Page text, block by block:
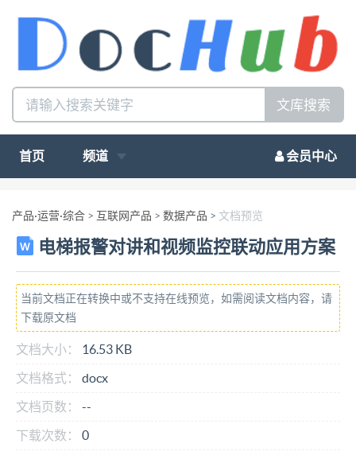
文库搜索
首页 频道 会员中心
产品·运营·综合 > 互联网产品 > 数据产品 > 文档预览
电梯报警对讲和视频监控联动应用方案
当前文档正在转换中或不支持在线预览，如需阅读文档内容，请
下载原文档
文档大小：
16.53 KB
文档格式：
docx
文档页数：
--
下载次数：
0